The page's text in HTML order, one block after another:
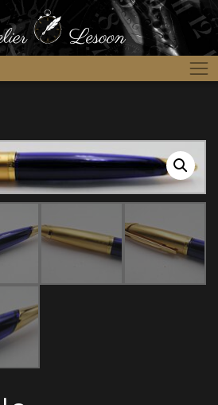
des ventes stylos »Stylo bille
2000’S